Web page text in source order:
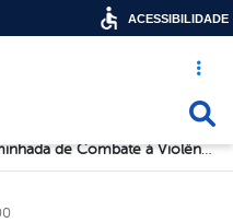
Acesso
Caminhada de Combate à Violência Sexual contra Crianças e Adolescentes: Mobilização pela Proteção e Direitos em Floresta
ACESSIBILIDADE